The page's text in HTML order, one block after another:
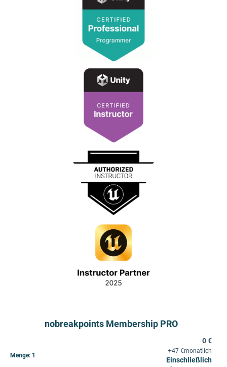
nobreakpoints Membership PRO
Menge: 1
0 €
+47 €monatlich
Einschließlich